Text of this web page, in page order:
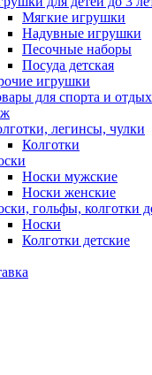
Мягкие игрушки
Надувные игрушки
Песочные наборы
Посуда детская
игрушки
для спорта и
легинсы, чулки
Колготки
Носки мужские
Носки женские
гольфы, колготки
Носки
Колготки детские